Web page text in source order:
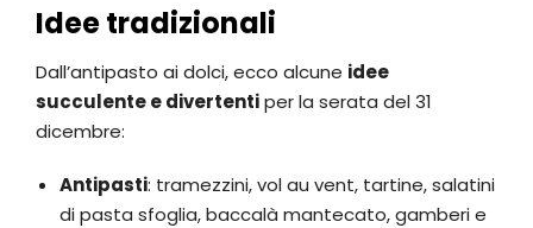
Idee tradizionali
Dall’antipasto ai dolci, ecco alcune idee
succulente e divertentiper la serata del 31
dicembre:
Antipasti: tramezzini, vol au vent, tartine, salatini
di pasta sfoglia, baccalà mantecato, gamberi e